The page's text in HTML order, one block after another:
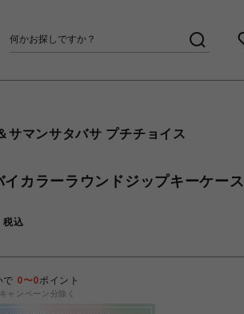
サマンサタバサ プチチョイス
イカラーラウンドジップキーケース
税込
で 0〜0ポイント
ャンペーン分除く